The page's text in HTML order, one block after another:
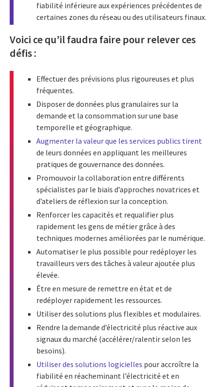
fiabilité inférieure aux expériences précédentes de
certaines zones du réseau ou des utilisateurs finaux.
Voici ce qu’il faudra faire pour relever ces
défis :
Effectuer des prévisions plus rigoureuses et plus
fréquentes.
Disposer de données plus granulaires sur la
demande et la consommation sur une base
temporelle et géographique.
Augmenter la valeur que les services publics tirent
de leurs données en appliquant les meilleures
pratiques de gouvernance des données.
Promouvoir la collaboration entre différents
spécialistes par le biais d’approches novatrices et
d’ateliers de réflexion sur la conception.
Renforcer les capacités et requalifier plus
rapidement les gens de métier grâce à des
techniques modernes améliorées par le numérique.
Automatiser le plus possible pour redéployer les
travailleurs vers des tâches à valeur ajoutée plus
élevée.
Être en mesure de remettre en état et de
redéployer rapidement les ressources.
Utiliser des solutions plus flexibles et modulaires.
Rendre la demande d’électricité plus réactive aux
signaux du marché (accélérer/ralentir selon les
besoins).
Utiliser des solutions logicielles pour accroître la
fiabilité en réacheminant l’électricité et en